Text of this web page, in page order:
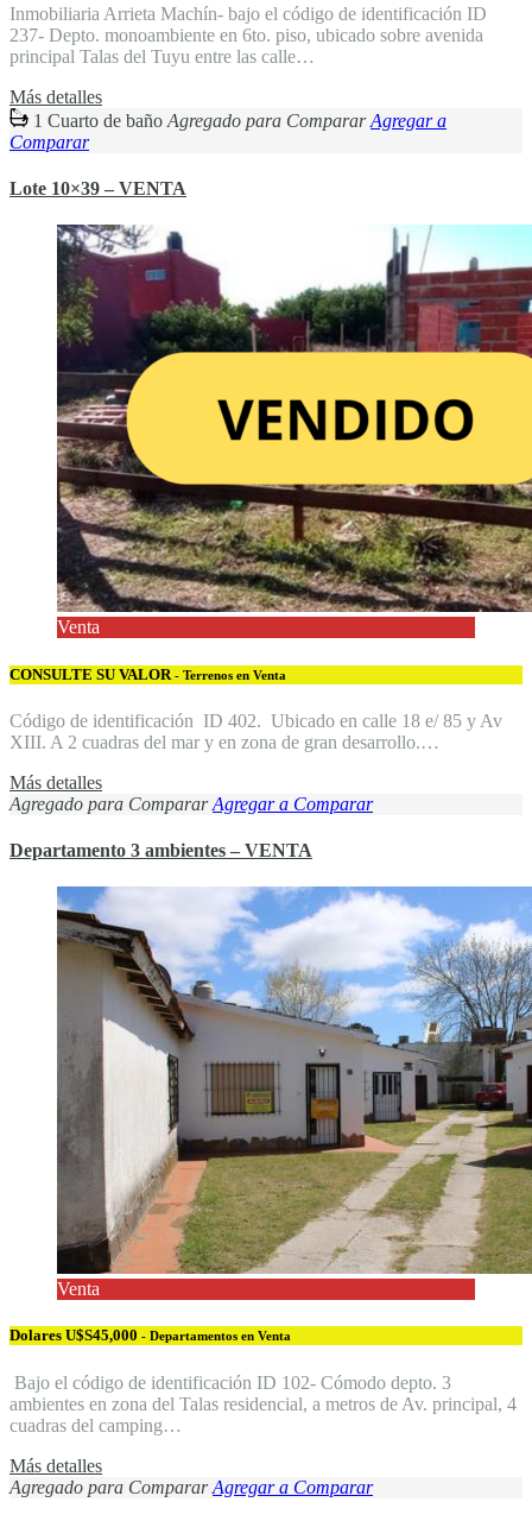
Inmobiliaria Arrieta Machín- bajo el código de identificación ID
237- Depto. monoambiente en 6to. piso, ubicado sobre avenida
principal Talas del Tuyu entre las calle…
Más detalles
1 Cuarto de baño Agregado para Comparar Agregar a
Comparar
Lote 10×39 – VENTA
Venta
CONSULTE SU VALOR - Terrenos en Venta
Código de identificación ID 402. Ubicado en calle 18 e/ 85 y Av
XIII. A 2 cuadras del mar y en zona de gran desarrollo.…
Más detalles
Agregado para Comparar Agregar a Comparar
Departamento 3 ambientes – VENTA
Venta
Dolares U$S45,000 - Departamentos en Venta
Bajo el código de identificación ID 102- Cómodo depto. 3
ambientes en zona del Talas residencial, a metros de Av. principal, 4
cuadras del camping…
Más detalles
Agregado para Comparar Agregar a Comparar